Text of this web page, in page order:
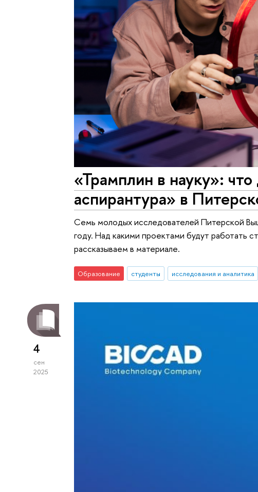
«Трамплин в науку»:
аспирантура» в
Семь молодых исследователей Питерской
году. Над какими проектами будут работать
рассказываем в материале.
Образование студенты исследования и аналитика
4
сен
2025